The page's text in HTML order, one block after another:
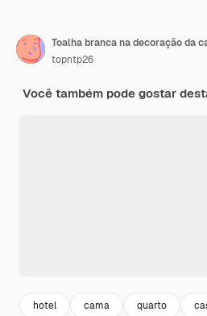
Toalha branca na decoração da
topntp26
Você também pode gostar
hotel cama quarto